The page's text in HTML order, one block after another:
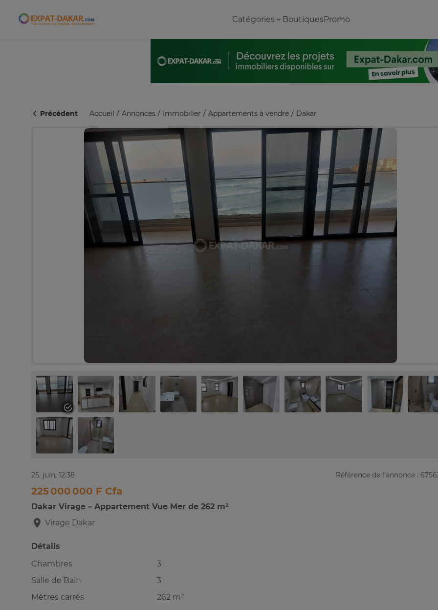
Expat-Dakar Catégories BoutiquesPromo
Précédent Accueil Annonces Immobilier Appartements à vendre Dakar
25. juin, 12:38 Référence de l'annonce :
225 000 000 F Cfa
Dakar Virage – Appartement Vue Mer de 262 m²
Virage Dakar
Détails
Chambres
3
Salle de Bain
3
Mètres carrés
262 m²